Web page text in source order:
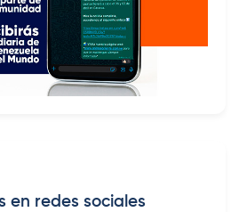
en redes sociales